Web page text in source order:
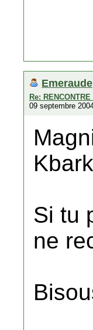
Emeraude
Re:
09 septembre
Si tu
ne